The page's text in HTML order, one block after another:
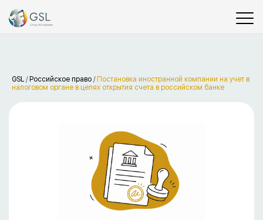
GSL / Российское право / Постановка иностранной компании на учет в
налоговом органе в целях открытия счета в российском банке